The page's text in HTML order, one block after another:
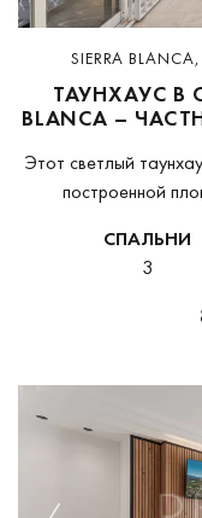
SIERRA
ТАУНХАУС В
BLANCA –
Этот светлый
построенной
расположен
СПАЛЬНИ
3